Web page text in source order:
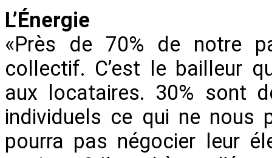
L’Énergie
«Près de 70% de notre
collectif. C’est le bailleur
aux locataires. 30% sont
individuels ce qui ne nous
pourra pas négocier leur